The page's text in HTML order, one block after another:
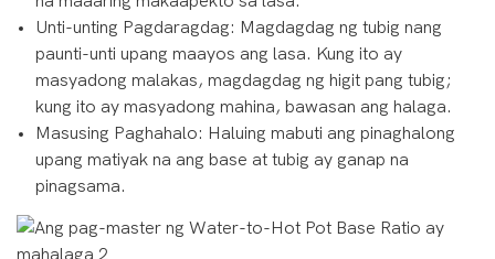
Unti-unting Pagdaragdag: Magdagdag ng tubig nang
paunti-unti upang maayos ang lasa. Kung ito ay
masyadong malakas, magdagdag ng higit pang tubig;
kung ito ay masyadong mahina, bawasan ang halaga.
Masusing Paghahalo: Haluing mabuti ang pinaghalong
upang matiyak na ang base at tubig ay ganap na
pinagsama.